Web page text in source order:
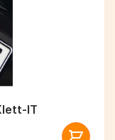
IT